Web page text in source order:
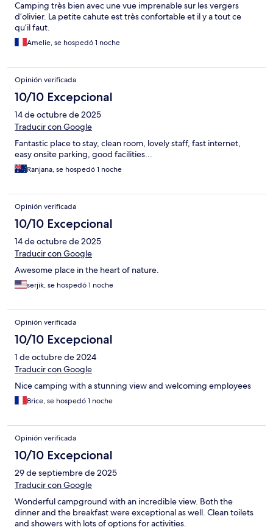
Camping très bien avec une vue imprenable sur les vergers
d’olivier. La petite cahute est très confortable et il y a tout ce
qu’il faut.
Amelie, se hospedó 1 noche
Opinión verificada
10/10 Excepcional
14 de octubre de 2025
Traducir con Google
Fantastic place to stay, clean room, lovely staff, fast internet,
easy onsite parking, good facilities...
Ranjana, se hospedó 1 noche
Opinión verificada
10/10 Excepcional
14 de octubre de 2025
Traducir con Google
Awesome place in the heart of nature.
serjik, se hospedó 1 noche
Opinión verificada
10/10 Excepcional
1 de octubre de 2024
Traducir con Google
Nice camping with a stunning view and welcoming employees
Brice, se hospedó 1 noche
Opinión verificada
10/10 Excepcional
29 de septiembre de 2025
Traducir con Google
Wonderful campground with an incredible view. Both the
dinner and the breakfast were exceptional as well. Clean toilets
and showers with lots of options for activities.